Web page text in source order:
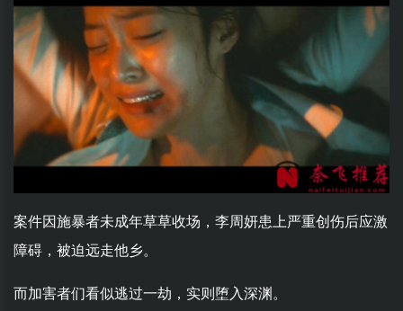
案件因施暴者未成年草草收场，李周妍患上严重创伤后应激
障碍，被迫远走他乡。
而加害者们看似逃过一劫，实则堕入深渊。